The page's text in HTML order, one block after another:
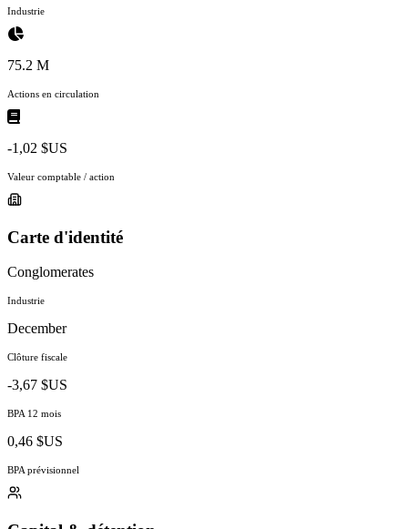
Industrie
75.2 M
Actions en circulation
-1,02 $US
Valeur comptable / action
Carte d'identité
Conglomerates
Industrie
December
Clôture fiscale
-3,67 $US
BPA 12 mois
0,46 $US
BPA prévisionnel